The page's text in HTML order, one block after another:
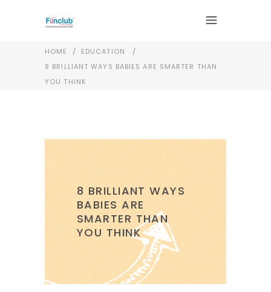
HOME / EDUCATION
/
8 BRILLIANT WAYS BABIES ARE SMARTER THAN
YOU THINK
8 BRILLIANT WAYS
BABIES ARE
SMARTER THAN
YOU THINK